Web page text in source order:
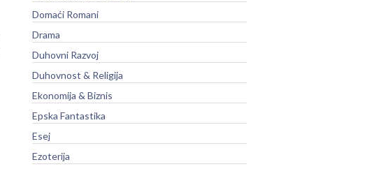
Domaći Romani
Drama
Duhovni Razvoj
Duhovnost & Religija
Ekonomija & Biznis
Epska Fantastika
Esej
Ezoterija